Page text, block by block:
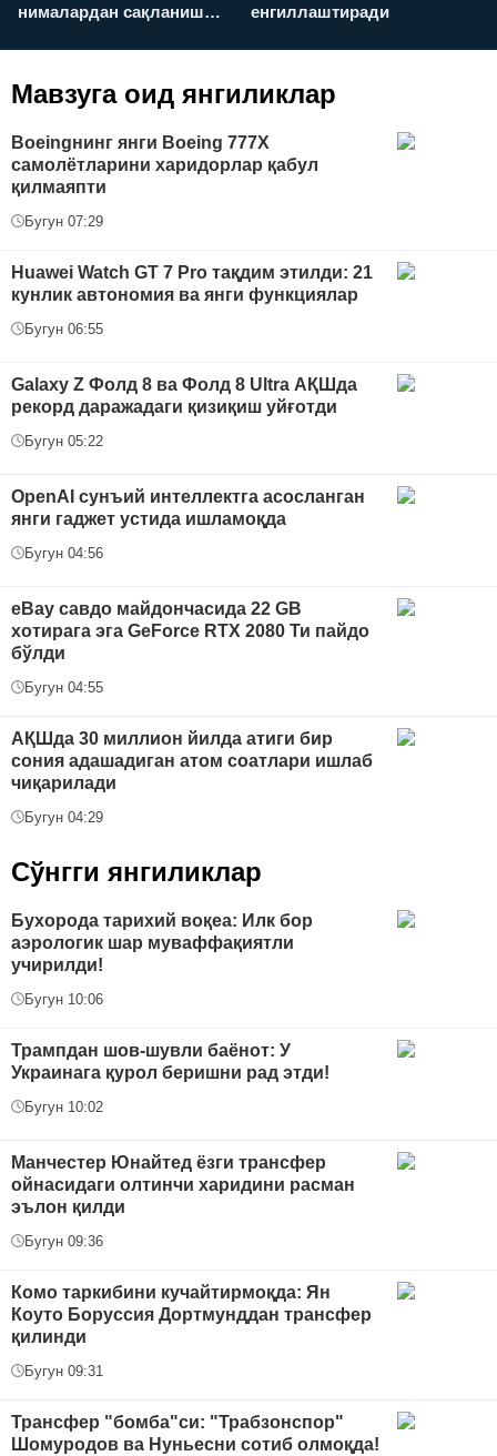
нималардан сақланиш
енгиллаштиради
Мавзуга оид янгиликлар
Boeingнинг янги Boeing 777X
самолётларини харидорлар қабул
қилмаяпти
Бугун 07:29
Huawei Watch GT 7 Pro тақдим этилди: 21
кунлик автономия ва янги функциялар
Бугун 06:55
Galaxy Z Фолд 8 ва Фолд 8 Ultra АҚШда
рекорд даражадаги қизиқиш уйғотди
Бугун 05:22
OpenAI сунъий интеллектга асосланган
янги гаджет устида ишламоқда
Бугун 04:56
eBay савдо майдончасида 22 GB
хотирага эга GeForce RTX 2080 Ти пайдо
бўлди
Бугун 04:55
АҚШда 30 миллион йилда атиги бир
сония адашадиган атом соатлари ишлаб
чиқарилади
Бугун 04:29
Сўнгги янгиликлар
Бухорода тарихий воқеа: Илк бор
аэрологик шар муваффақиятли
учирилди!
Бугун 10:06
Трампдан шов-шувли баёнот: У
Украинага қурол беришни рад этди!
Бугун 10:02
Манчестер Юнайтед ёзги трансфер
ойнасидаги олтинчи харидини расман
эълон қилди
Бугун 09:36
Комо таркибини кучайтирмоқда: Ян
Коуто Боруссия Дортмунддан трансфер
қилинди
Бугун 09:31
Трансфер "бомба"си: "Трабзонспор"
Шомуродов ва Нуньесни сотиб олмоқда!